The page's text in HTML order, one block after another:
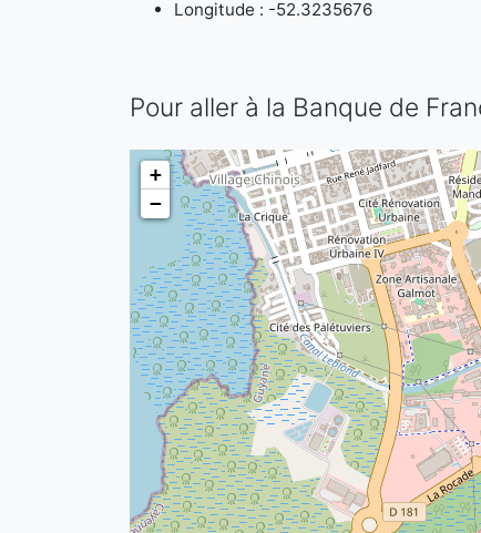
Longitude : -52.3235676
Pour aller à la Banque de
+
−